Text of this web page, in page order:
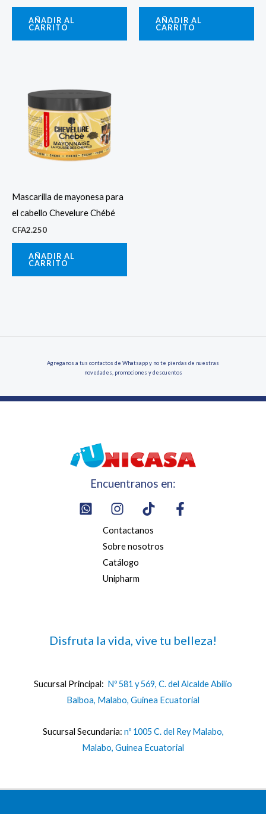
AÑADIR AL
CARRITO
AÑADIR AL
CARRITO
Mascarilla de mayonesa para
el cabello Chevelure Chébé
CFA2.250
AÑADIR AL
CARRITO
Agreganos a tus contactos de Whatsapp y no te pierdas de nuestras
novedades, promociones y descuentos
Encuentranos en:
Contactanos
Sobre nosotros
Catálogo
Unipharm
Disfruta la vida, vive tu belleza!
Sucursal Principal: Nº 581 y 569, C. del Alcalde Abilio
Balboa, Malabo, Guinea Ecuatorial
Sucursal Secundaria: nº 1005 C. del Rey Malabo,
Malabo, Guinea Ecuatorial